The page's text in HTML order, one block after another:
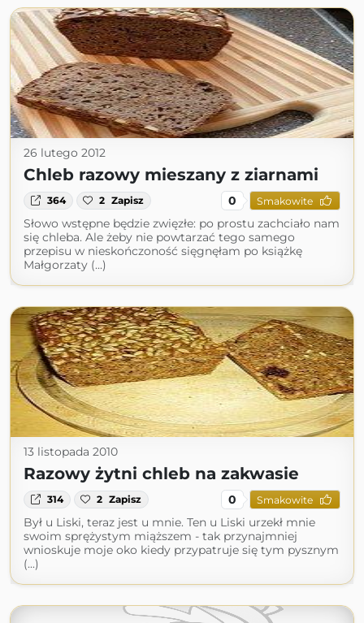
26 lutego 2012
Chleb razowy mieszany z ziarnami
364 2 Zapisz 0 Smakowite
Słowo wstępne będzie zwięzłe: po prostu zachciało nam
się chleba. Ale żeby nie powtarzać tego samego
przepisu w nieskończoność sięgnęłam po książkę
Małgorzaty (...)
13 listopada 2010
Razowy żytni chleb na zakwasie
314 2 Zapisz 0 Smakowite
Był u Liski, teraz jest u mnie. Ten u Liski urzekł mnie
swoim sprężystym miąższem - tak przynajmniej
wnioskuje moje oko kiedy przypatruje się tym pysznym
(...)